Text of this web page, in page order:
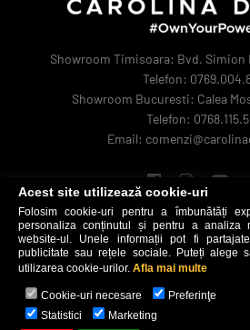
Acest site utilizează cookie-uri
Folosim cookie-uri pentru a îmbunătăți
personaliza conținutul și pentru a analiza
website-ul. Unele informații pot fi
publicitate sau rețele sociale. Puteți alege
utilizarea cookie-urilor. Afla mai multe
Cookie-uri necesare
Preferinţe
Statistici
Marketing
Showroom Timisoara: Bvd. Simion
Telefon:
Showroom Bucuresti: Calea
Telefon:
Email:
Carolina Design ©